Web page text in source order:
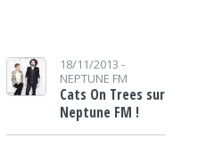
18/11/2013 -
NEPTUNE FM
Cats On Trees sur
Neptune FM !